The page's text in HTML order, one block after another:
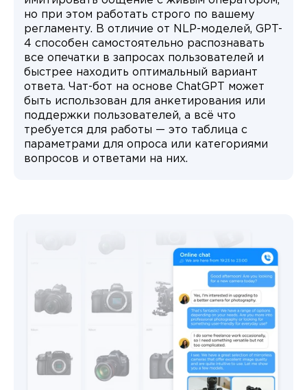
но при этом работать строго по вашему
регламенту. В отличие от NLP-моделей, GPT-
4 способен самостоятельно распознавать
все опечатки в запросах пользователей и
быстрее находить оптимальный вариант
ответа. Чат-бот на основе ChatGPT может
быть использован для анкетирования или
поддержки пользователей, а всё что
требуется для работы — это таблица с
параметрами для опроса или категориями
вопросов и ответами на них.